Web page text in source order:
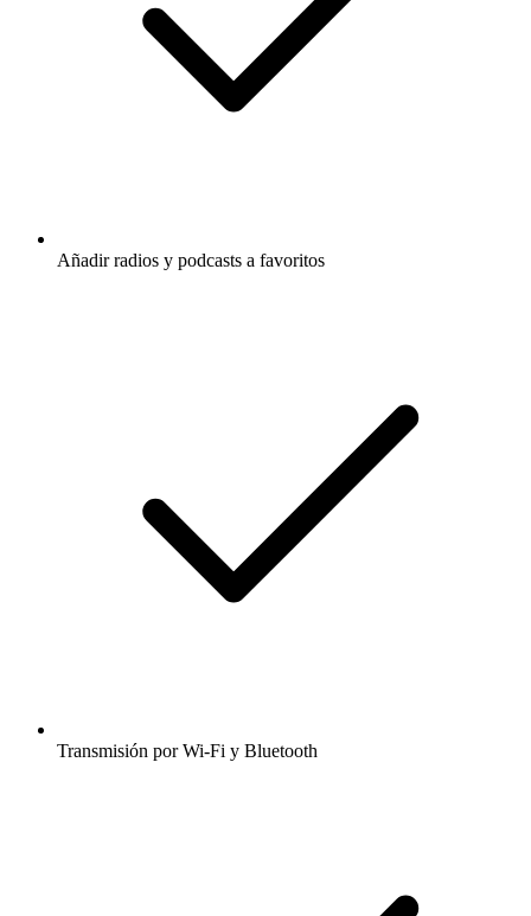
Añadir radios y podcasts a favoritos
Transmisión por Wi-Fi y Bluetooth